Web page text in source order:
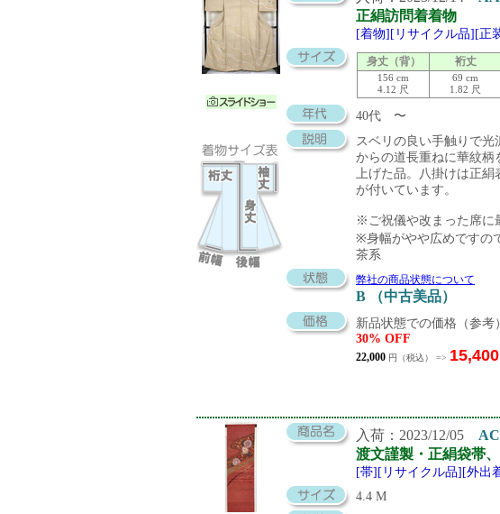
正絹訪問着着物
[着物][リサイクル品][正
身丈（背） 裄丈
156 cm
4.12 尺
69 cm
1.82 尺
40代 〜
スベリの良い手触りで
からの道長重ねに華紋柄
上げた品。八掛けは正絹
が付いています。
※ご祝儀や改まった席に
※身幅がやや広めですの
茶系
弊社の商品状態について
B （中古美品）
新品状態での価格（参考
30% OFF
22,000 円（税込） => 15,400
入荷：2023/12/05
渡文謹製・正絹袋帯
[帯][リサイクル品][外出
4.4 M